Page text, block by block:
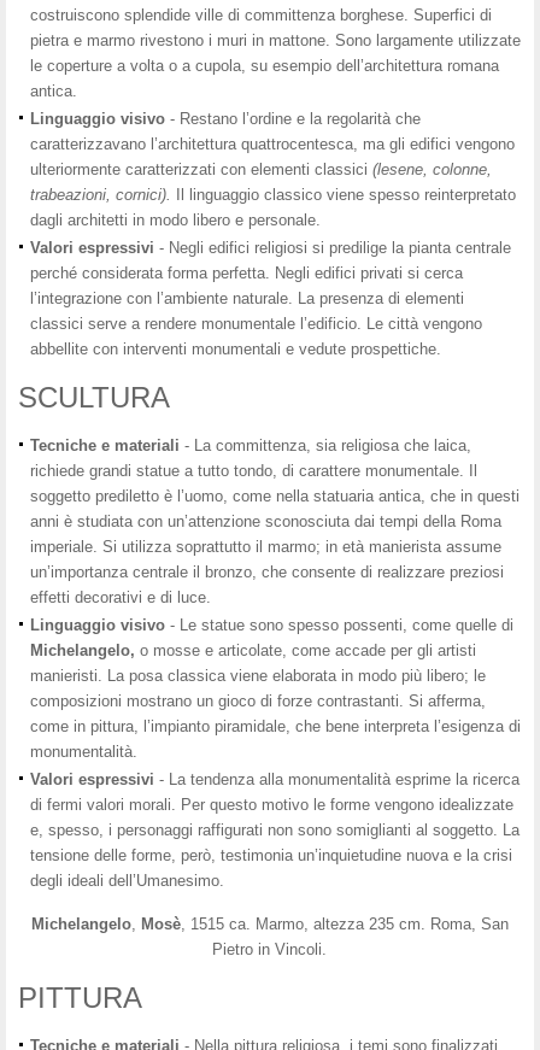
costruiscono splendide ville di committenza borghese. Superfici di
pietra e marmo rivestono i muri in mattone. Sono largamente utilizzate
le coperture a volta o a cupola, su esempio dell’architettura romana
antica.
Linguaggio visivo - Restano l’ordine e la regolarità che
caratterizzavano l’architettura quattrocentesca, ma gli edifici vengono
ulteriormente caratterizzati con elementi classici (lesene, colonne,
trabeazioni, cornici).
Il linguaggio classico viene spesso reinterpretato
dagli architetti in modo libero e personale.
Valori espressivi - Negli edifici religiosi si predilige la pianta centrale
perché considerata forma perfetta. Negli edifici privati si cerca
l’integrazione con l’ambiente naturale. La presenza di elementi
classici serve a rendere monumentale l’edificio. Le città vengono
abbellite con interventi monumentali e vedute prospettiche.
SCULTURA
Tecniche e materiali - La committenza, sia religiosa che laica,
richiede grandi statue a tutto tondo, di carattere monumentale. Il
soggetto prediletto è l’uomo, come nella statuaria antica, che in questi
anni è studiata con un’attenzione sconosciuta dai tempi della Roma
imperiale. Si utilizza soprattutto il marmo; in età manierista assume
un’importanza centrale il bronzo, che consente di realizzare preziosi
effetti decorativi e di luce.
Linguaggio visivo - Le statue sono spesso possenti, come quelle di
Michelangelo, o mosse e articolate, come accade per gli artisti
manieristi. La posa classica viene elaborata in modo più libero; le
composizioni mostrano un gioco di forze contrastanti. Si afferma,
come in pittura, l’impianto piramidale, che bene interpreta l’esigenza di
monumentalità.
Valori espressivi - La tendenza alla monumentalità esprime la ricerca
di fermi valori morali. Per questo motivo le forme vengono idealizzate
e, spesso, i personaggi raffigurati non sono somiglianti al soggetto. La
tensione delle forme, però, testimonia un’inquietudine nuova e la crisi
degli ideali dell’Umanesimo.
Michelangelo, Mosè, 1515 ca. Marmo, altezza 235 cm. Roma, San
Pietro in Vincoli.
PITTURA
Tecniche e materiali - Nella pittura religiosa, i temi sono finalizzati